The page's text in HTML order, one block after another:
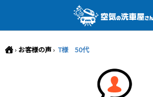
› お客様の声› T様 50代